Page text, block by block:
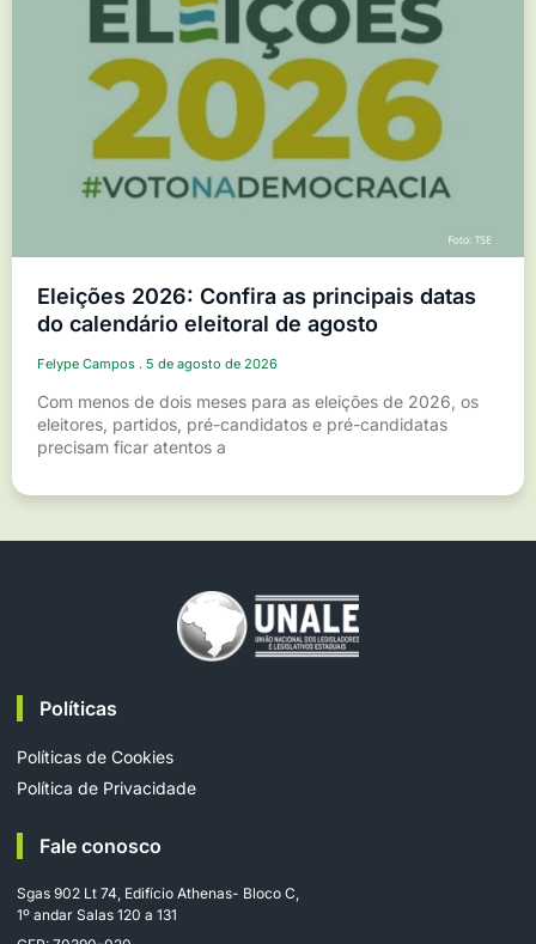
Eleições 2026: Confira as principais datas
do calendário eleitoral de agosto
Felype Campos 5 de agosto de 2026
Com menos de dois meses para as eleições de 2026, os
eleitores, partidos, pré-candidatos e pré-candidatas
precisam ficar atentos a
Políticas
Políticas de Cookies
Política de Privacidade
Fale conosco
Sgas 902 Lt 74, Edifício Athenas- Bloco C,
1º andar Salas 120 a 131